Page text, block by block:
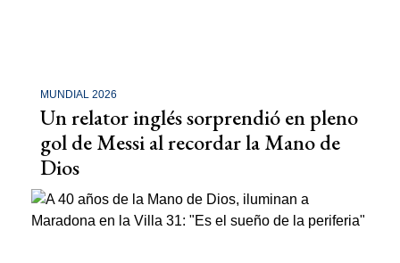
MUNDIAL 2026
Un relator inglés sorprendió en pleno
gol de Messi al recordar la Mano de
Dios